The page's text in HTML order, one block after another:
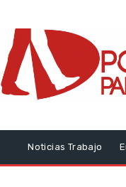
Noticias Trabajo